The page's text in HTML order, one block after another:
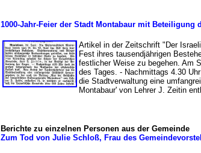
1000-Jahr-Feier der Stadt Montabaur mit Beteiligung
Artikel in der Zeitschrift "Der
Fest ihres tausendjährigen
festlicher Weise zu begehen. Am
des Tages. - Nachmittags 4.30
die Stadtverwaltung eine
Montabaur' von Lehrer J. Zeitin
Berichte zu einzelnen Personen aus der Gemeinde
Zum Tod von Julie Schloß, Frau des